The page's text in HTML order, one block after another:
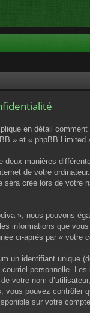
en détail
» et « phpBB
deux manières
de votre
sera créé lors de votre
», nous pouvons
informations que
ci-après par «
un identifiant unique
personnelle.
votre nom
vous pouvez contrôler
sur votre compte.